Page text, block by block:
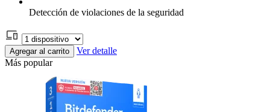
Detección de violaciones de la seguridad
Agregar al carrito
Ver detalle
Más popular